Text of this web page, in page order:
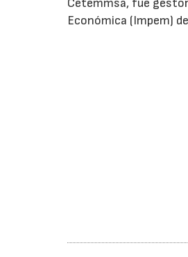
Cetemmsa, fue
Económica (Impem)